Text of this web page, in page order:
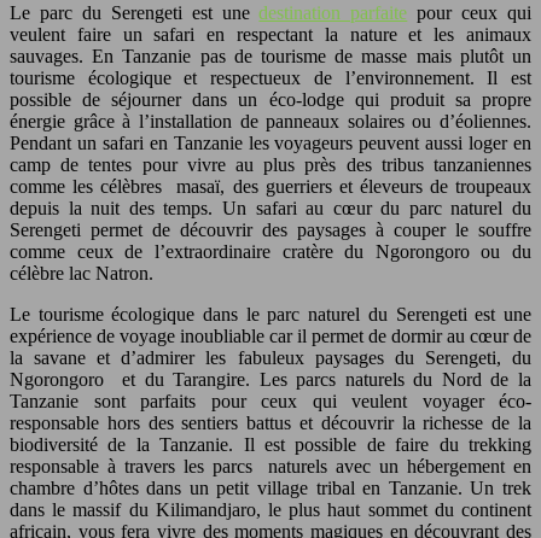
Le parc du Serengeti est unedestination parfaite pour ceux qui
veulent faire un safari en respectant la nature et les animaux
sauvages. En Tanzanie pas de tourisme de masse mais plutôt un
tourisme écologique et respectueux de l’environnement. Il est
possible de séjourner dans un éco-lodge qui produit sa propre
énergie grâce à l’installation de panneaux solaires ou d’éoliennes.
Pendant un safari en Tanzanie les voyageurs peuvent aussi loger en
camp de tentes pour vivre au plus près des tribus tanzaniennes
comme les célèbres masaï, des guerriers et éleveurs de troupeaux
depuis la nuit des temps. Un safari au cœur du parc naturel du
Serengeti permet de découvrir des paysages à couper le souffre
comme ceux de l’extraordinaire cratère du Ngorongoro ou du
célèbre lac Natron.
Le tourisme écologique dans le parc naturel du Serengeti est une
expérience de voyage inoubliable car il permet de dormir au cœur de
la savane et d’admirer les fabuleux paysages du Serengeti, du
Ngorongoro et du Tarangire. Les parcs naturels du Nord de la
Tanzanie sont parfaits pour ceux qui veulent voyager éco-
responsable hors des sentiers battus et découvrir la richesse de la
biodiversité de la Tanzanie. Il est possible de faire du trekking
responsable à travers les parcs naturels avec un hébergement en
chambre d’hôtes dans un petit village tribal en Tanzanie. Un trek
dans le massif du Kilimandjaro, le plus haut sommet du continent
africain, vous fera vivre des moments magiques en découvrant des